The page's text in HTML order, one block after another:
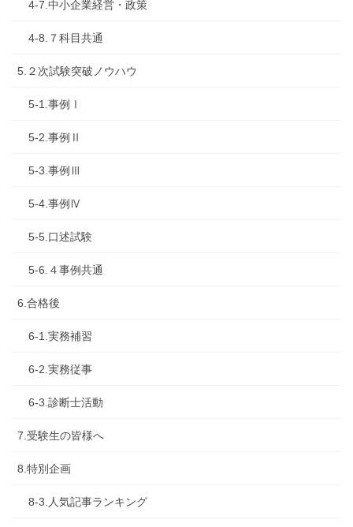
4-7.中小企業経営・政策
4-8.７科目共通
5.２次試験突破ノウハウ
5-1.事例Ⅰ
5-2.事例Ⅱ
5-3.事例Ⅲ
5-4.事例Ⅳ
5-5.口述試験
5-6.４事例共通
6.合格後
6-1.実務補習
6-2.実務従事
6-3.診断士活動
7.受験生の皆様へ
8.特別企画
8-3.人気記事ランキング